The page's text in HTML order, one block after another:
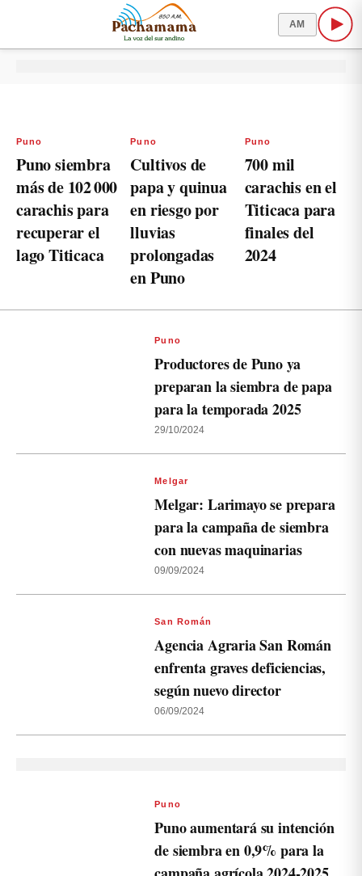
AM
Puno
Puno siembra
más de 102 000
carachis para
recuperar el
lago Titicaca
Puno
Cultivos de
papa y quinua
en riesgo por
lluvias
prolongadas
en Puno
Puno
700 mil
carachis en el
Titicaca para
finales del
2024
Puno
Productores de Puno ya
preparan la siembra de papa
para la temporada 2025
29/10/2024
Melgar
Melgar: Larimayo se prepara
para la campaña de siembra
con nuevas maquinarias
09/09/2024
San Román
Agencia Agraria San Román
enfrenta graves deficiencias,
según nuevo director
06/09/2024
Puno
Puno aumentará su intención
de siembra en 0,9% para la